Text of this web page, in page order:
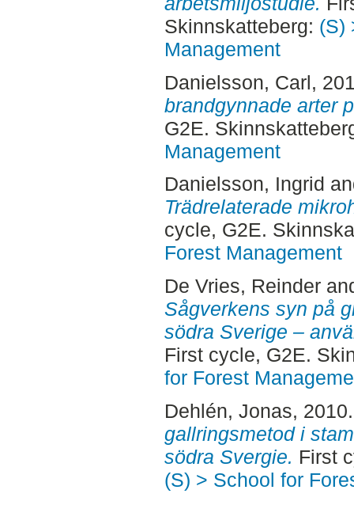
Skinnskatteberg: (S)
Management
Danielsson, Carl,
brandgynnade arter
G2E.
Management
Danielsson, Ingrid
Trädrelaterade
cycle, G2E.
Forest Management
De Vries, Reinder
Sågverkens syn på
södra Sverige –
First cycle, G2E.
for Forest
Dehlén, Jonas,
gallringsmetod i
södra Svergie. First
(S) > School for